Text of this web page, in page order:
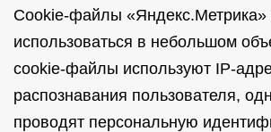
Cookie-файлы «Яндекс.Метрика»
использоваться в небольшом
cookie-файлы используют IP-
распознавания пользователя,
проводят персональную